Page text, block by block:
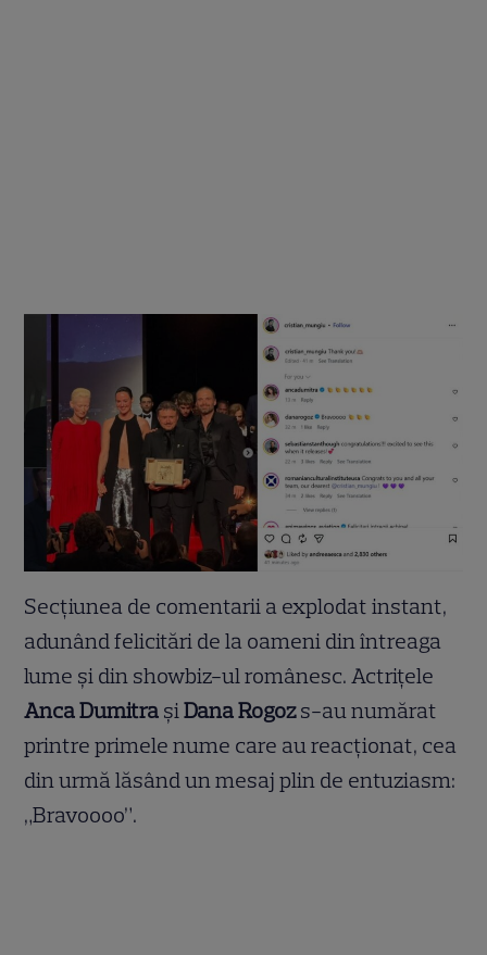
Secțiunea de comentarii a explodat instant,
adunând felicitări de la oameni din întreaga
lume și din showbiz-ul românesc. Actrițele
Anca Dumitra șiDana Rogozs-au numărat
printre primele nume care au reacționat, cea
din urmă lăsând un mesaj plin de entuziasm:
„Bravoooo”.